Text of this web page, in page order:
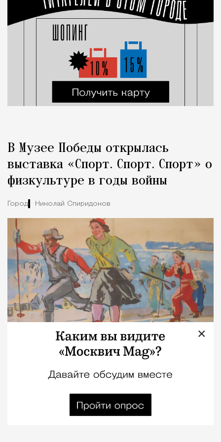
В Музее Победы открылась
выставка «Спорт. Спорт. Спорт» о
физкультуре в годы войны
Город Николай Спиридонов
1 мин. чтения
находилось место футбольным матчам,
рассказывает новая выставка «Спорт. Спорт.
Спорт», которая открылась вчера в Музее Победы
×